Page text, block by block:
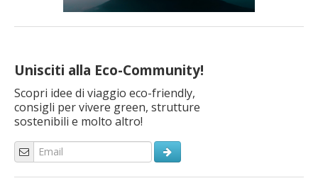
Unisciti alla Eco-Community!
Scopri idee di viaggio eco-friendly,
consigli per vivere green, strutture
sostenibili e molto altro!